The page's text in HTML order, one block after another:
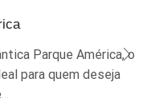
Parque América, o
para quem deseja